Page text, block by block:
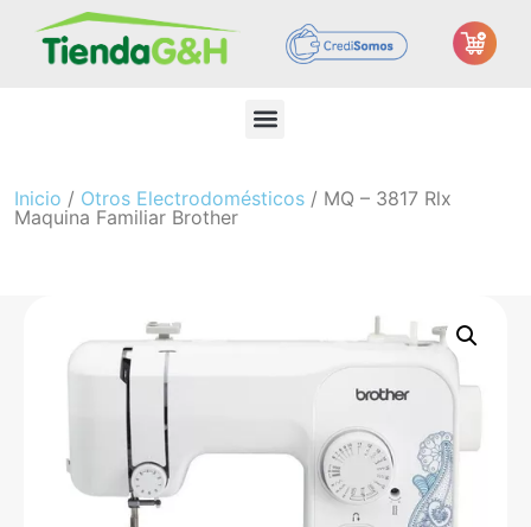
Inicio / Otros Electrodomésticos / MQ – 3817 Rlx
Maquina Familiar Brother